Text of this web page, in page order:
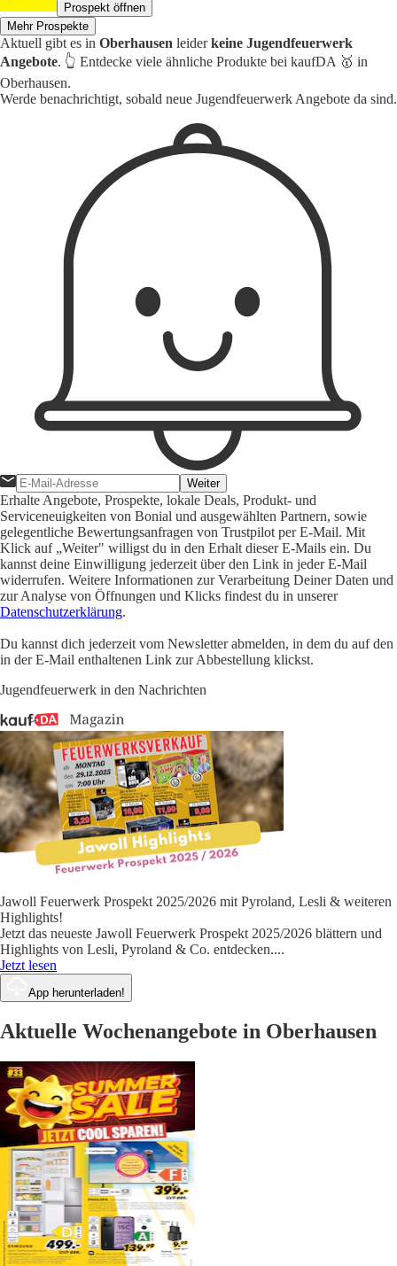
Prospekt öffnen
Mehr Prospekte
Aktuell gibt es in Oberhausen leiderkeine Jugendfeuerwerk
Angebote. 👆 Entdecke viele ähnliche Produkte bei kaufDA 🥇 in
Oberhausen.
Werde benachrichtigt, sobald neue Jugendfeuerwerk Angebote da sind.
Weiter
Erhalte Angebote, Prospekte, lokale Deals, Produkt- und
Serviceneuigkeiten von Bonial und ausgewählten Partnern, sowie
gelegentliche Bewertungsanfragen von Trustpilot per E-Mail. Mit
Klick auf „Weiter" willigst du in den Erhalt dieser E-Mails ein. Du
kannst deine Einwilligung jederzeit über den Link in jeder E-Mail
widerrufen. Weitere Informationen zur Verarbeitung Deiner Daten und
zur Analyse von Öffnungen und Klicks findest du in unserer
Datenschutzerklärung.
Du kannst dich jederzeit vom Newsletter abmelden, in dem du auf den
in der E-Mail enthaltenen Link zur Abbestellung klickst.
Jugendfeuerwerk in den Nachrichten
Jawoll Feuerwerk Prospekt 2025/2026 mit Pyroland, Lesli & weiteren
Highlights!
Jetzt das neueste Jawoll Feuerwerk Prospekt 2025/2026 blättern und
Highlights von Lesli, Pyroland & Co. entdecken....
Jetzt lesen
App herunterladen!
Aktuelle Wochenangebote in Oberhausen